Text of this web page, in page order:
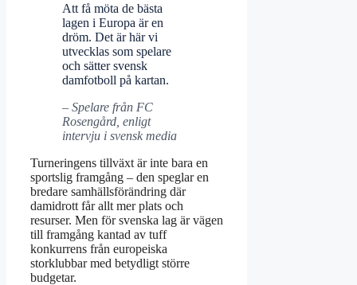
Att få möta de bästa
lagen i Europa är en
dröm. Det är här vi
utvecklas som spelare
och sätter svensk
damfotboll på kartan.
– Spelare från FC
Rosengård, enligt
intervju i svensk media
Turneringens tillväxt är inte bara en
sportslig framgång – den speglar en
bredare samhällsförändring där
damidrott får allt mer plats och
resurser. Men för svenska lag är vägen
till framgång kantad av tuff
konkurrens från europeiska
storklubbar med betydligt större
budgetar.